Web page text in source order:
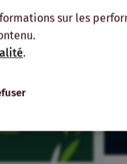
sur les
.